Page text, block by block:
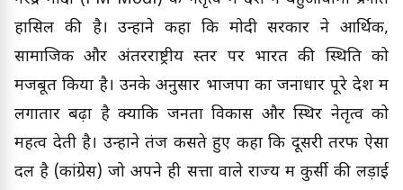
हासिल की है। उन्होंने कहा कि मोदी सरकार ने आर्थिक,
सामाजिक और अंतरराष्ट्रीय स्तर पर भारत की स्थिति को
मजबूत किया है। उनके अनुसार भाजपा का जनाधार पूरे देश में
लगातार बढ़ा है क्योंकि जनता विकास और स्थिर नेतृत्व को
महत्व देती है। उन्होंने तंज कसते हुए कहा कि दूसरी तरफ ऐसा
दल है (कांग्रेस) जो अपने ही सत्ता वाले राज्य में कुर्सी की लड़ाई